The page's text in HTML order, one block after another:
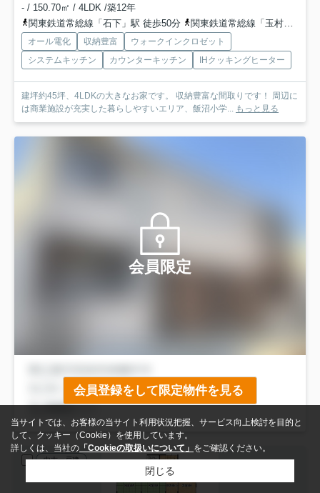
- / 150.70㎡ / 4LDK /築12年
関東鉄道常総線「石下」駅 徒歩50分
関東鉄道常総線「玉村」駅 徒歩58分
オール電化 収納豊富
ウォークインクロゼット
システムキッチン
カウンターキッチン IHクッキングヒーター
建坪約45坪、4LDKの大きなお家です。 収納豊富な間取りです！ 周辺に
は商業施設が充実した暮らしやすいエリア、飯沼小学...
もっと見る
会員限定
会員登録をして限定物件を見る
中古一戸建
当サイトでは、お客様の当サイト利用状況把握、サービス向上検討を目的と
して、クッキー（Cookie）を使用しています。
詳しくは、当社の 「Cookieの取扱いについて」 をご確認ください。
閉じる